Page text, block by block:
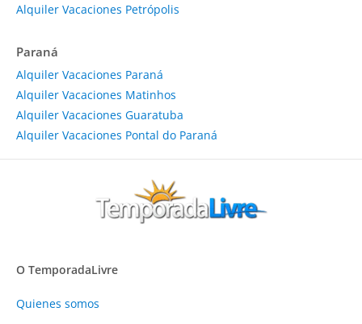
Alquiler Vacaciones Petrópolis
Paraná
Alquiler Vacaciones Paraná
Alquiler Vacaciones Matinhos
Alquiler Vacaciones Guaratuba
Alquiler Vacaciones Pontal do Paraná
O TemporadaLivre
Quienes somos